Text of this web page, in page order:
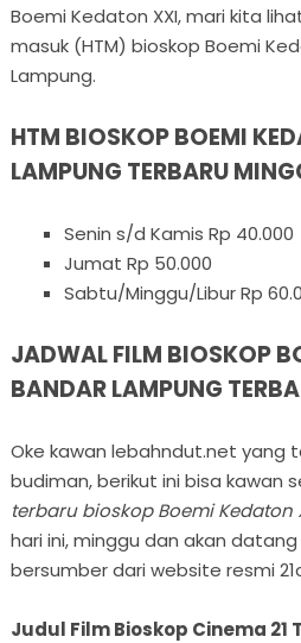
Boemi Kedaton XXI, mari kita
masuk (HTM) bioskop Boemi
Lampung.
HTM BIOSKOP BOEMI
LAMPUNG TERBARU
Senin s/d Kamis Rp 40.000
Jumat Rp 50.000
Sabtu/Minggu/Libur Rp
JADWAL FILM BIOSKOP
BANDAR LAMPUNG
Oke kawan lebahndut.net yang
budiman, berikut ini bisa kawan
terbaru bioskop Boemi Kedaton
hari ini, minggu dan akan
bersumber dari website resmi
Judul Film Bioskop Cinema 21